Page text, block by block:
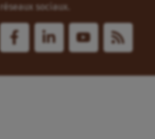
réseaux sociaux.